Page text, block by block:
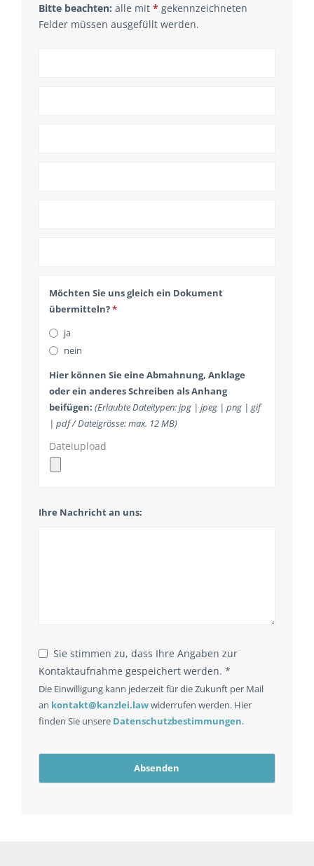
Bitte beachten: alle mit* gekennzeichneten
Felder müssen ausgefüllt werden.
Möchten Sie uns gleich ein Dokument
übermitteln?*
ja
nein
Hier können Sie eine Abmahnung, Anklage
oder ein anderes Schreiben als Anhang
beifügen: (Erlaubte Dateitypen: jpg | jpeg | png | gif
| pdf / Dateigrösse: max. 12 MB)
Dateiupload
Ihre Nachricht an uns:
Sie stimmen zu, dass Ihre Angaben zur
Kontaktaufnahme gespeichert werden. *
Die Einwilligung kann jederzeit für die Zukunft per Mail
an kontakt@kanzlei.lawwiderrufen werden. Hier
finden Sie unsere Datenschutzbestimmungen.
Absenden